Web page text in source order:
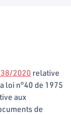
2020 relative
loi n°40 de 1975
aux
de